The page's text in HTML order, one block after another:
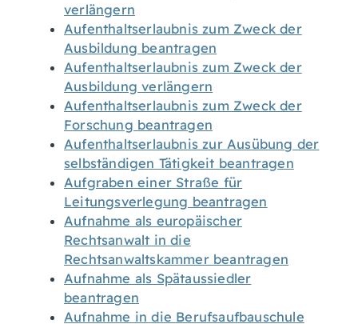
verlängern
Aufenthaltserlaubnis zum Zweck der
Ausbildung beantragen
Aufenthaltserlaubnis zum Zweck der
Ausbildung verlängern
Aufenthaltserlaubnis zum Zweck der
Forschung beantragen
Aufenthaltserlaubnis zur Ausübung der
selbständigen Tätigkeit beantragen
Aufgraben einer Straße für
Leitungsverlegung beantragen
Aufnahme als europäischer
Rechtsanwalt in die
Rechtsanwaltskammer beantragen
Aufnahme als Spätaussiedler
beantragen
Aufnahme in die Berufsaufbauschule